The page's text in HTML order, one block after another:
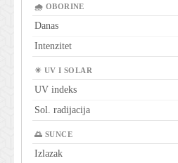
🌧 OBORINE
Danas
Intenzitet
☀ UV I SOLAR
UV indeks
Sol. radijacija
🌅 SUNCE
Izlazak